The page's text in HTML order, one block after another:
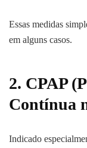
Essas medidas
em alguns casos.
2. CPAP
Contínua
Indicado